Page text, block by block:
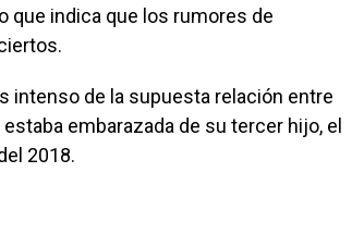
que indica que los rumores de
intenso de la supuesta relación entre
embarazada de su tercer hijo, el
2018.